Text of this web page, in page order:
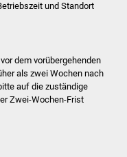
Service
und Standort
dem vorübergehenden
als zwei Wochen nach
auf die zuständige
Zwei-Wochen-Frist